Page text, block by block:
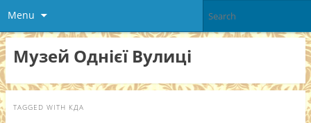
Menu
Музей Однієї Вулиці
TAGGED WITH КДА